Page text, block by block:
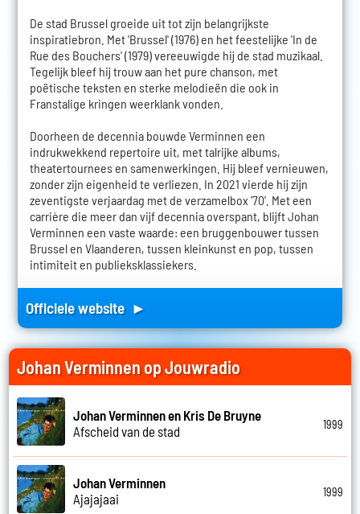
De stad Brussel groeide uit tot zijn belangrijkste
inspiratiebron. Met 'Brussel' (1976) en het feestelijke 'In de
Rue des Bouchers' (1979) vereeuwigde hij de stad muzikaal.
Tegelijk bleef hij trouw aan het pure chanson, met
poëtische teksten en sterke melodieën die ook in
Franstalige kringen weerklank vonden.
Doorheen de decennia bouwde Verminnen een
indrukwekkend repertoire uit, met talrijke albums,
theatertournees en samenwerkingen. Hij bleef vernieuwen,
zonder zijn eigenheid te verliezen. In 2021 vierde hij zijn
zeventigste verjaardag met de verzamelbox '70'. Met een
carrière die meer dan vijf decennia overspant, blijft Johan
Verminnen een vaste waarde: een bruggenbouwer tussen
Brussel en Vlaanderen, tussen kleinkunst en pop, tussen
intimiteit en publieksklassiekers.
Officiele website ►
Johan Verminnen op Jouwradio
Johan Verminnen en Kris De Bruyne
Afscheid van de stad
1999
Johan Verminnen
Ajajajaai
1999